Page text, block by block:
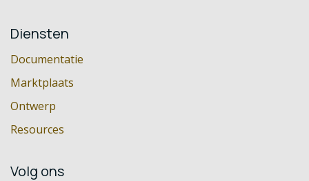
Diensten
Documentatie
Marktplaats
Ontwerp
Resources
Volg ons